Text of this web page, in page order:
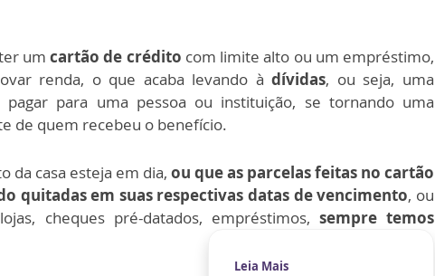
um cartão de crédito com limite alto ou um empréstimo,
renda, o que acaba levando à dívidas, ou seja, uma
para uma pessoa ou instituição, se tornando uma
de quem recebeu o benefício.
da casa esteja em dia, ou que as parcelas feitas no cartão
quitadas em suas respectivas datas de vencimento, ou
cheques pré-datados, empréstimos, sempre temos
Leia Mais